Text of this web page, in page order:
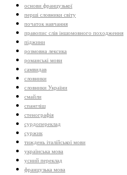
основи французької
перші словники світу
початок навчання
правопис слів іншомовного походження
піджини
розмовна лексика
романські мови
самвидав
словники
словники України
смайли
спангліш
стенографія
сурдопереклад
суржик
тиждень італійської мови
українська мова
усний переклад
французька мова